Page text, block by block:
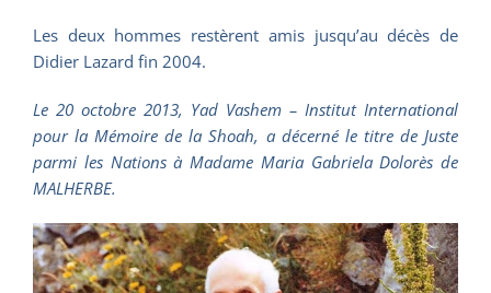
Les deux hommes restèrent amis jusqu’au décès de
Didier Lazard fin 2004.
Le 20 octobre 2013, Yad Vashem – Institut International
pour la Mémoire de la Shoah, a décerné le titre de Juste
parmi les Nations à Madame Maria Gabriela Dolorès de
MALHERBE.